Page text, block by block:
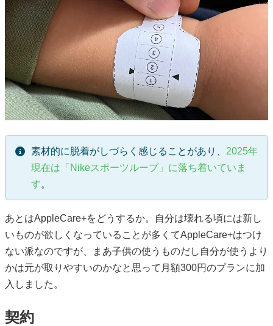
素材的に脱着がしづらく感じることがあり、 2025年
現在は「Nikeスポーツループ」に落ち着いていま
す。
あとはAppleCare+をどうするか。自分は壊れる頃には新し
いものが欲しくなっていることが多くてAppleCare+はつけ
ない派なのですが、まあ子供の使うものだし自分が使うより
かは元が取りやすいのかなと思って月額300円のプランに加
入しました。
契約